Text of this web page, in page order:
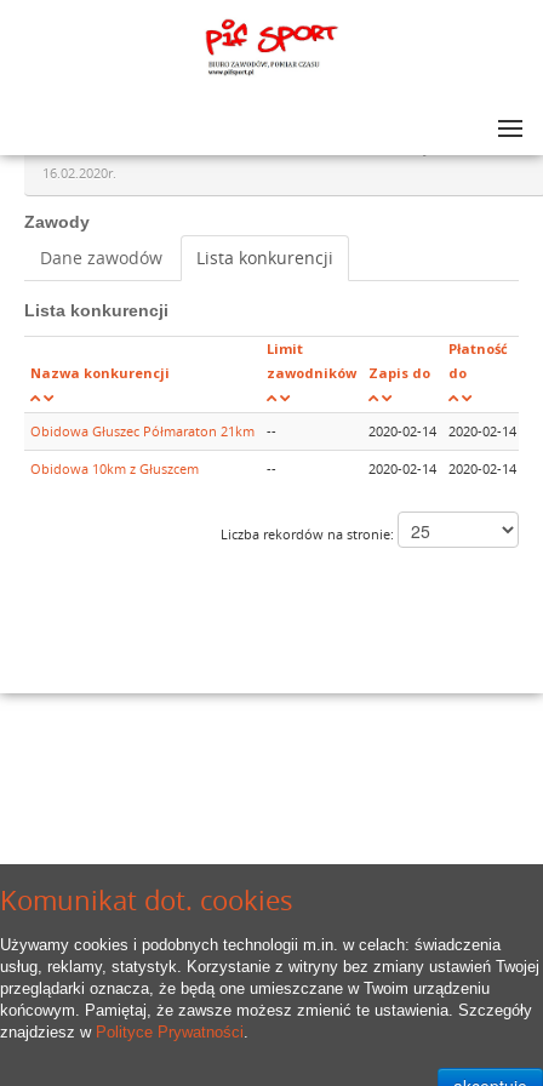
Komunikat dot. cookies
Używamy cookies i podobnych technologii m.in. w celach: świadczenia
usług, reklamy, statystyk. Korzystanie z witryny bez zmiany ustawień Twojej
przeglądarki oznacza, że będą one umieszczane w Twoim urządzeniu
końcowym. Pamiętaj, że zawsze możesz zmienić te ustawienia. Szczegóły
znajdziesz w Polityce Prywatności.
16.02.2020r.
Zawody
Dane zawodów Lista konkurencji
Lista konkurencji
Nazwa konkurencji
Limit
zawodników
Zapis do
Płatność
do
Obidowa Głuszec Półmaraton 21km -- 2020-02-14 2020-02-14
Obidowa 10km z Głuszcem -- 2020-02-14 2020-02-14
Liczba rekordów na stronie: